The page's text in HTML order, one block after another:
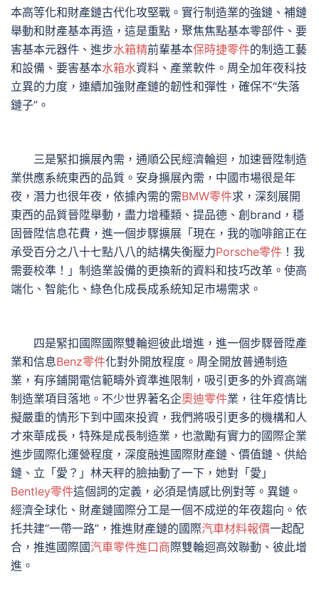
本高等化和財產鏈古代化攻堅戰。實行制造業的強鏈、補鏈
舉動和財產基本再造，這是重點，聚焦焦點基本零部件、要
害基本元器件、進步水箱精前輩基本保時捷零件的制造工藝
和設備、要害基本水箱水資料、產業軟件。周全加年夜科技
立異的力度，連續加強財產鏈的韌性和彈性，確保不“失落
鏈子”。
三是緊扣擴展內需，通順公民經濟輪迴，加速晉陞制造
業供應系統東西的品質。安身擴展內需，中國市場很是年
夜，潛力也很年夜，依據內需的需BMW零件求，深刻展開
東西的品質晉陞舉動，盡力增種類、提品德、創brand，穩
固晉陞信息花費，進一個步驟擴展「現在，我的咖啡館正在
承受百分之八十七點八八的結構失衡壓力Porsche零件 ！我
需要校準！」制造業設備的更換新的資料和技巧改革。使高
端化、智能化、綠色化成長成系統知足市場需求。
四是緊扣國際國際雙輪迴彼此增進，進一個步驟晉陞產
業和信息Benz零件化對外開放程度。周全開放普通制造
業，有序鋪開電信範疇外資準進限制，吸引更多的外資高端
制造業項目落地。不少世界著名企奧迪零件業，往年疫情比
擬嚴重的情形下到中國來投資，我們將吸引更多的機構和人
才來華成長，特殊是成長制造業，也激勵有實力的國際企業
進步國際化運營程度，深度融進國際財產鏈、價值鏈、供給
鏈、立「愛？」林天秤的臉抽動了一下，她對「愛」
Bentley零件這個詞的定義，必須是情感比例對等。異鏈。
經濟全球化、財產鏈國際分工是一個不成逆的年夜趨向。依
托共建“一帶一路”，推進財產鏈的國際汽車材料報價一起配
合，推進國際國汽車零件進口商際雙輪迴高效聯動、彼此增
進。